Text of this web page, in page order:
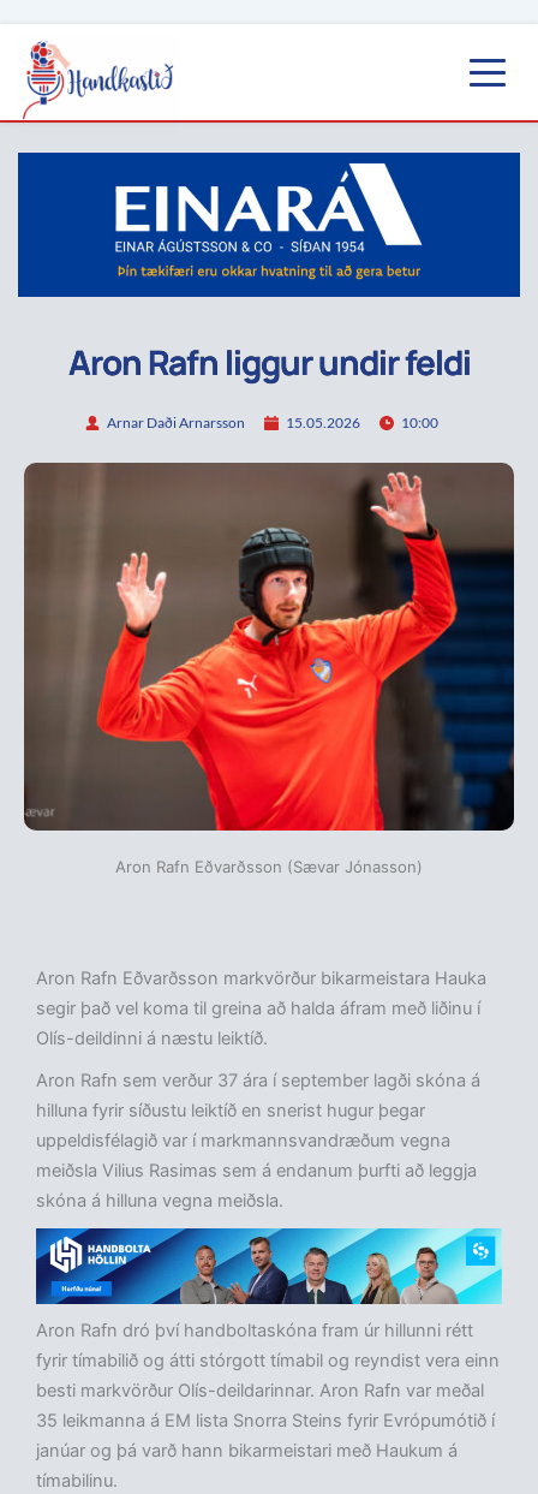
Aron Rafn liggur undir feldi
Arnar Daði Arnarsson 15.05.2026 10:00
Aron Rafn Eðvarðsson (Sævar Jónasson)
Aron Rafn Eðvarðsson markvörður bikarmeistara Hauka
segir það vel koma til greina að halda áfram með liðinu í
Olís-deildinni á næstu leiktíð.
Aron Rafn sem verður 37 ára í september lagði skóna á
hilluna fyrir síðustu leiktíð en snerist hugur þegar
uppeldisfélagið var í markmannsvandræðum vegna
meiðsla Vilius Rasimas sem á endanum þurfti að leggja
skóna á hilluna vegna meiðsla.
Aron Rafn dró því handboltaskóna fram úr hillunni rétt
fyrir tímabilið og átti stórgott tímabil og reyndist vera einn
besti markvörður Olís-deildarinnar. Aron Rafn var meðal
35 leikmanna á EM lista Snorra Steins fyrir Evrópumótið í
janúar og þá varð hann bikarmeistari með Haukum á
tímabilinu.